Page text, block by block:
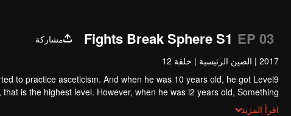
Fights Break Sphere S1 EP 03
مشاركة
2017
| الصين الرئيسية | حلقة 12
to practice asceticism. And when he was 10 years old, he got Level9
is the highest level. However, when he was i2 years old, Something
unexpected happened, So xiaoyan lost his power. He disappoint in himself.
اقرأ المزيد